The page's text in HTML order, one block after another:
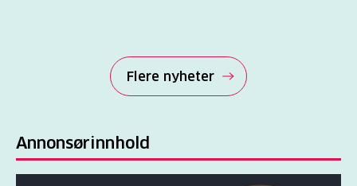
Flere nyheter
Annonsørinnhold